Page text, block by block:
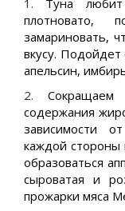
плотновато,
замариновать,
вкусу.
апельсин,
содержания
зависимости
каждой
образоваться
сыроватая и
прожарки мяса